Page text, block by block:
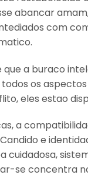
abancar
com
que a buraco
os
eles estao
a
e
cuidadosa,
se concentra